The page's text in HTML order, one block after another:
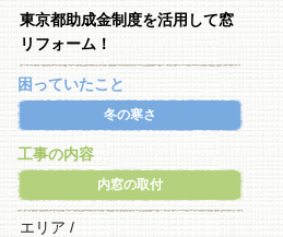
東京都助成金制度を活用して窓
リフォーム！
困っていたこと
冬の寒さ
工事の内容
内窓の取付
エリア /